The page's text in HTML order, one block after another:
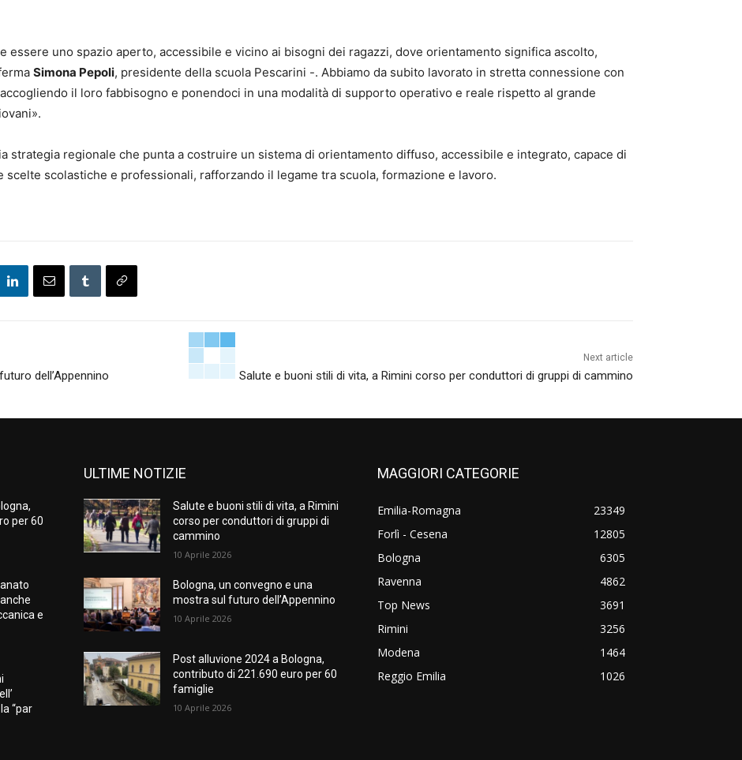
essere uno spazio aperto, accessibile e vicino ai bisogni dei ragazzi, dove orientamento significa ascolto,
Simona Pepoli, presidente della scuola Pescarini -. Abbiamo da subito lavorato in stretta connessione con
il loro fabbisogno e ponendoci in una modalità di supporto operativo e reale rispetto al grande
strategia regionale che punta a costruire un sistema di orientamento diffuso, accessibile e integrato, capace di
scelte scolastiche e professionali, rafforzando il legame tra scuola, formazione e lavoro.
dell’Appennino
Next article
Salute e buoni stili di vita, a Rimini corso per conduttori di gruppi di cammino
per 60
e
“par
ULTIME NOTIZIE
Salute e buoni stili di vita, a Rimini
corso per conduttori di gruppi di
cammino
10 Aprile 2026
Bologna, un convegno e una
mostra sul futuro dell’Appennino
10 Aprile 2026
Post alluvione 2024 a Bologna,
contributo di 221.690 euro per 60
famiglie
10 Aprile 2026
MAGGIORI CATEGORIE
Emilia-Romagna
23349
Forlì - Cesena
12805
Bologna
6305
Ravenna
4862
Top News
3691
Rimini
3256
Modena
1464
Reggio Emilia
1026